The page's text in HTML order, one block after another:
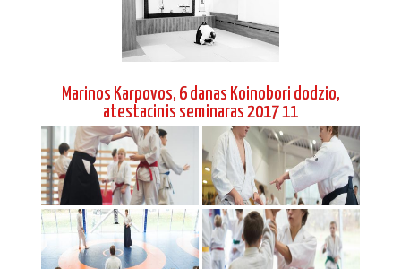
Marinos Karpovos, 6 danas Koinobori dodzio,
atestacinis seminaras 2017 11